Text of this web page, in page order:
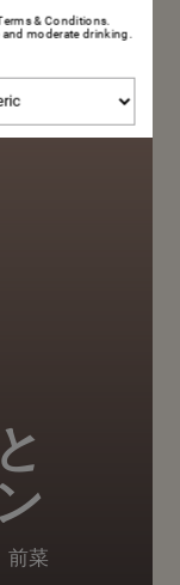
前菜
& Conditions.
and moderate drinking.